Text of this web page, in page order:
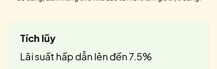
Tích lũy
Lãi suất hấp dẫn lên đến 7.5%